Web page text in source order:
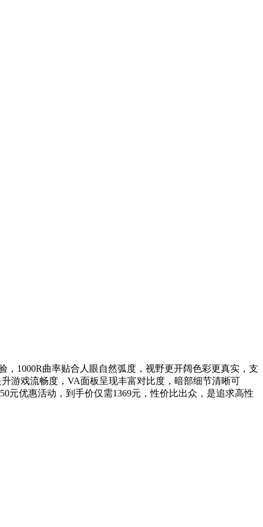
，1000R曲率贴合人眼自然弧度，视野更开阔色彩更真实，支
游戏流畅度，VA面板呈现丰富对比度，暗部细节清晰可
元优惠活动，到手价仅需1369元，性价比出众，是追求高性